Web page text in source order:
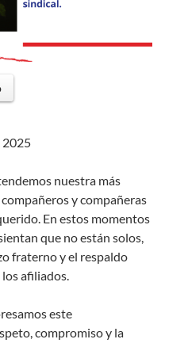
2025
nuestra más
y compañeras
En estos momentos
que no están solos,
fraterno y el respaldo
afiliados.
este
compromiso y la